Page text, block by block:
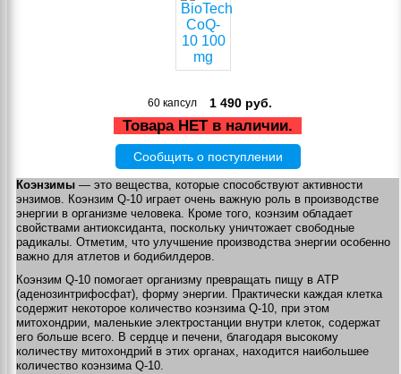
60 капсул 1 490 руб.
Товара НЕТ в наличии.
Сообщить о поступлении
Коэнзимы — это вещества, которые способствуют активности
энзимов. Коэнзим Q-10 играет очень важную роль в производстве
энергии в организме человека. Кроме того, коэнзим обладает
свойствами антиоксиданта, поскольку уничтожает свободные
радикалы. Отметим, что улучшение производства энергии особенно
важно для атлетов и бодибилдеров.
Коэнзим Q-10 помогает организму превращать пищу в ATP
(аденозинтрифосфат), форму энергии. Практически каждая клетка
содержит некоторое количество коэнзима Q-10, при этом
митохондрии, маленькие электростанции внутри клеток, содержат
его больше всего. В сердце и печени, благодаря высокому
количеству митохондрий в этих органах, находится наибольшее
количество коэнзима Q-10.